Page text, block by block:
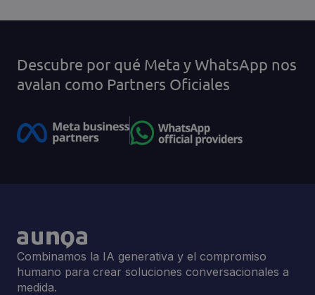
Descubre por qué Meta y WhatsApp nos
avalan como Partners Oficiales
Combinamos la IA generativa y el compromiso
humano para crear soluciones conversacionales a
medida.